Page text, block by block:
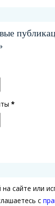
*
сайте или
с